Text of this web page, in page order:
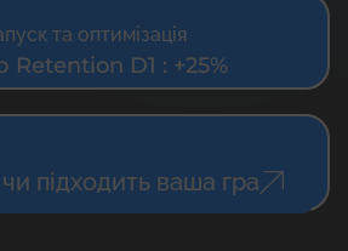
та оптимізація
додатка
Retention D1 : +25%
підходить ваша гра